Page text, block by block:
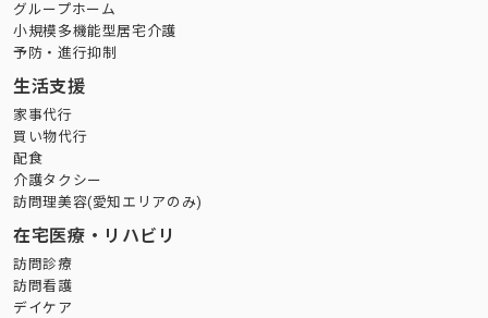
グループホーム
小規模多機能型居宅介護
予防・進行抑制
生活支援
家事代行
買い物代行
配食
介護タクシー
訪問理美容(愛知エリアのみ)
在宅医療・リハビリ
訪問診療
訪問看護
デイケア